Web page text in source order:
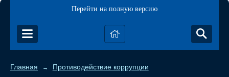
Перейти на полную версию
Главная → Противодействие коррупции